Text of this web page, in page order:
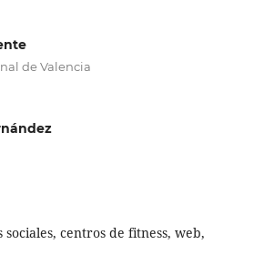
de Valencia
sociales, centros de fitness, web,